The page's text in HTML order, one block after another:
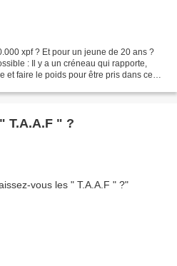
xpf ? Et pour un jeune de 20 ans ?
: Il y a un créneau qui rapporte,
et faire le poids pour être pris dans ce
T.A.A.F " ?